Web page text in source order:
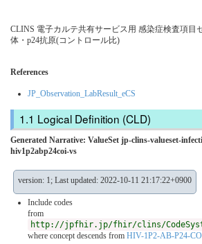
CLINS 電子カルテ共有サービス用 感染症検査項目
体・p24抗原(コントロール比)
References
JP_Observation_LabResult_eCS
Logical Definition (CLD)
Generated Narrative: ValueSet jp-clins-valueset-
hiv1p2abp24coi-vs
version: 1; Last updated: 2022-10-11 21:17:22+0900
Include codes
from
http://jpfhir.jp/fhir/clins/CodeSystem/
where concept descends from HIV-1P2-AB-P24-